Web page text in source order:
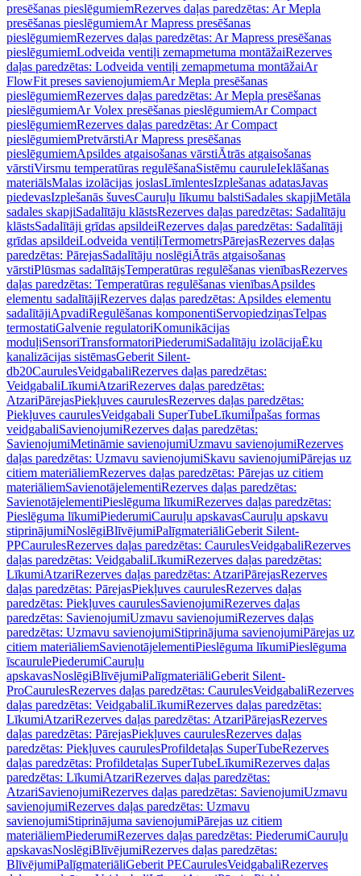
presēšanas pieslēgumiemRezerves daļas paredzētas: Ar Mepla
presēšanas pieslēgumiemAr Mapress presēšanas
pieslēgumiemRezerves daļas paredzētas: Ar Mapress presēšanas
pieslēgumiemLodveida ventiļi zemapmetuma montāžaiRezerves
daļas paredzētas: Lodveida ventiļi zemapmetuma montāžaiAr
FlowFit preses savienojumiemAr Mepla presēšanas
pieslēgumiemRezerves daļas paredzētas: Ar Mepla presēšanas
pieslēgumiemAr Volex presēšanas pieslēgumiemAr Compact
pieslēgumiemRezerves daļas paredzētas: Ar Compact
pieslēgumiemPretvārstiAr Mapress presēšanas
pieslēgumiemApsildes atgaisošanas vārstiĀtrās atgaisošanas
vārstiVirsmu temperatūras regulēšanaSistēmu cauruleIeklāšanas
materiālsMalas izolācijas joslasLīmlentesIzplešanas adatasJavas
piedevasIzplešanās šuvesCauruļu līkumu balstiSadales skapjiMetāla
sadales skapjiSadalītāju klāstsRezerves daļas paredzētas: Sadalītāju
klāstsSadalītāji grīdas apsildeiRezerves daļas paredzētas: Sadalītāji
grīdas apsildeiLodveida ventiļiTermometrsPārejasRezerves daļas
paredzētas: PārejasSadalītāju noslēgiĀtrās atgaisošanas
vārstiPlūsmas sadalītājsTemperatūras regulēšanas vienībasRezerves
daļas paredzētas: Temperatūras regulēšanas vienībasApsildes
elementu sadalītājiRezerves daļas paredzētas: Apsildes elementu
sadalītājiApvadiRegulēšanas komponentiServopiedziņasTelpas
termostatiGalvenie regulatoriKomunikācijas
moduļiSensoriTransformatoriPiederumiSadalītāju izolācijaĒku
kanalizācijas sistēmasGeberit Silent-
db20CaurulesVeidgabaliRezerves daļas paredzētas:
VeidgabaliLīkumiAtzariRezerves daļas paredzētas:
AtzariPārejasPiekļuves caurulesRezerves daļas paredzētas:
Piekļuves caurulesVeidgabali SuperTubeLīkumiĪpašas formas
veidgabaliSavienojumiRezerves daļas paredzētas:
SavienojumiMetināmie savienojumiUzmavu savienojumiRezerves
daļas paredzētas: Uzmavu savienojumiSkavu savienojumiPārejas uz
citiem materiāliemRezerves daļas paredzētas: Pārejas uz citiem
materiāliemSavienotājelementiRezerves daļas paredzētas:
SavienotājelementiPieslēguma līkumiRezerves daļas paredzētas:
Pieslēguma līkumiPiederumiCauruļu apskavasCauruļu apskavu
stiprinājumiNoslēgiBlīvējumiPalīgmateriāliGeberit Silent-
PPCaurulesRezerves daļas paredzētas: CaurulesVeidgabaliRezerves
daļas paredzētas: VeidgabaliLīkumiRezerves daļas paredzētas:
LīkumiAtzariRezerves daļas paredzētas: AtzariPārejasRezerves
daļas paredzētas: PārejasPiekļuves caurulesRezerves daļas
paredzētas: Piekļuves caurulesSavienojumiRezerves daļas
paredzētas: SavienojumiUzmavu savienojumiRezerves daļas
paredzētas: Uzmavu savienojumiStiprinājuma savienojumiPārejas uz
citiem materiāliemSavienotājelementiPieslēguma līkumiPieslēguma
īscaurulePiederumiCauruļu
apskavasNoslēgiBlīvējumiPalīgmateriāliGeberit Silent-
ProCaurulesRezerves daļas paredzētas: CaurulesVeidgabaliRezerves
daļas paredzētas: VeidgabaliLīkumiRezerves daļas paredzētas:
LīkumiAtzariRezerves daļas paredzētas: AtzariPārejasRezerves
daļas paredzētas: PārejasPiekļuves caurulesRezerves daļas
paredzētas: Piekļuves caurulesProfildetaļas SuperTubeRezerves
daļas paredzētas: Profildetaļas SuperTubeLīkumiRezerves daļas
paredzētas: LīkumiAtzariRezerves daļas paredzētas:
AtzariSavienojumiRezerves daļas paredzētas: SavienojumiUzmavu
savienojumiRezerves daļas paredzētas: Uzmavu
savienojumiStiprinājuma savienojumiPārejas uz citiem
materiāliemPiederumiRezerves daļas paredzētas: PiederumiCauruļu
apskavasNoslēgiBlīvējumiRezerves daļas paredzētas:
BlīvējumiPalīgmateriāliGeberit PECaurulesVeidgabaliRezerves